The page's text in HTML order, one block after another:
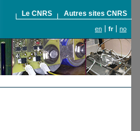
Le CNRS Autres sites CNRS
en fr no